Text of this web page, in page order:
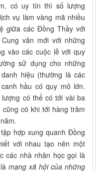
có uy tín thì số lượng
vụ làm vàng mã nhiều
giữa các Đồng Thầy với
văn mới với những
vào các cuộc lễ với quy
sử dụng cho những
hiệu (thường là các
hầu có quy mô lớn.
có thể có tới vài ba
có khi tới hàng trăm
hợp xung quanh Đồng
với nhau tạo nên một
các nhà nhân học gọi là
làmạng xã hội của những